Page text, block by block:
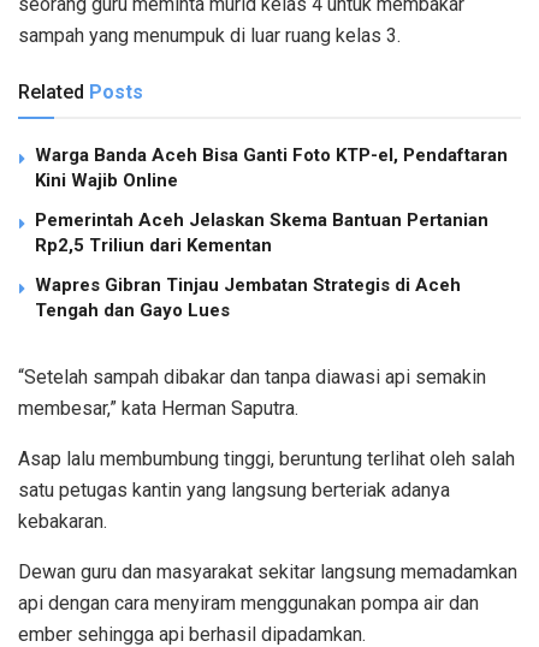
sampah yang menumpuk di luar ruang kelas 3.
Related Posts
Warga Banda Aceh Bisa Ganti Foto KTP-el, Pendaftaran
Kini Wajib Online
Pemerintah Aceh Jelaskan Skema Bantuan Pertanian
Rp2,5 Triliun dari Kementan
Wapres Gibran Tinjau Jembatan Strategis di Aceh
Tengah dan Gayo Lues
“Setelah sampah dibakar dan tanpa diawasi api semakin
membesar,” kata Herman Saputra.
Asap lalu membumbung tinggi, beruntung terlihat oleh salah
satu petugas kantin yang langsung berteriak adanya
kebakaran.
Dewan guru dan masyarakat sekitar langsung memadamkan
api dengan cara menyiram menggunakan pompa air dan
ember sehingga api berhasil dipadamkan.